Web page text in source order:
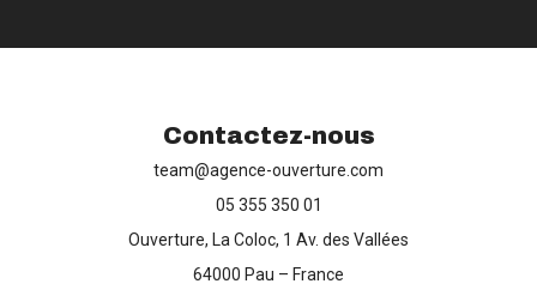
Production de films
Captation d’événements
Contactez-nous
team@agence-ouverture.com
05 355 350 01
Ouverture, La Coloc, 1 Av. des Vallées
64000 Pau – France